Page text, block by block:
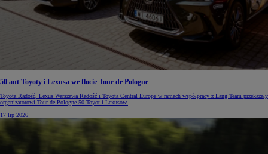
50 aut Toyoty i Lexusa we flocie Tour de Pologne
Toyota Radość, Lexus Warszawa Radość i Toyota Central Europe w ramach współpracy z Lang Team przekazały
organizatorowi Tour de Pologne 50 Toyot i Lexusów.
17 lip 2026